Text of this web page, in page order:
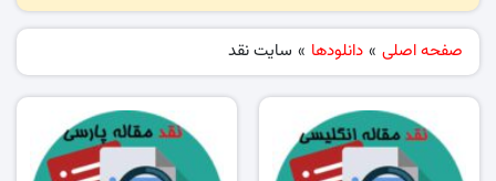
صفحه اصلی » دانلودها » سایت نقد